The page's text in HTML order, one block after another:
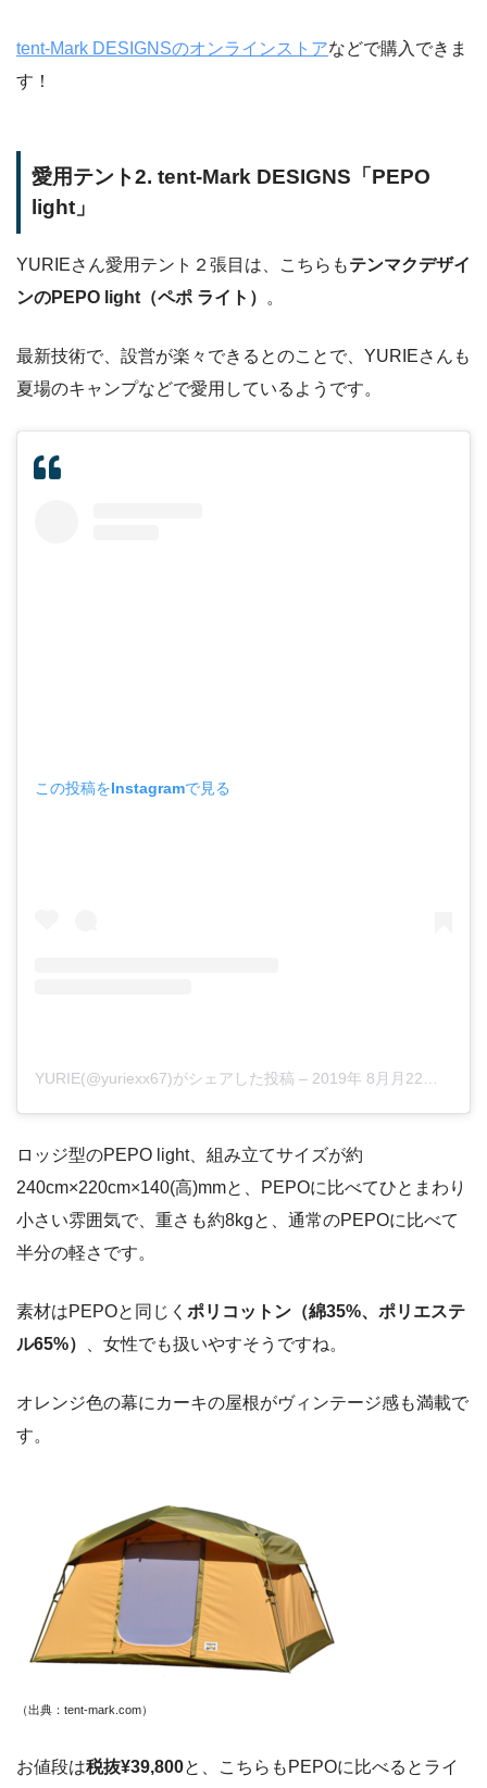
tent-Mark DESIGNSのオンラインストアなどで購入できま
す！
愛用テント2. tent-Mark DESIGNS「PEPO
light」
YURIEさん愛用テント２張目は、こちらもテンマクデザイ
ンのPEPO light（ペポ ライト）
。
最新技術で、設営が楽々できるとのことで、YURIEさんも
夏場のキャンプなどで愛用しているようです。
この投稿をInstagramで見る
YURIE(@yuriexx67)がシェアした投稿 – 2019年 8月月22日午前3時59分PDT
ロッジ型のPEPO light、組み立てサイズが約
240cm×220cm×140(高)mmと、PEPOに比べてひとまわり
小さい雰囲気で、重さも約8kgと、通常のPEPOに比べて
半分の軽さです。
素材はPEPOと同じく ポリコットン（綿35%、ポリエステ
ル65%）
、女性でも扱いやすそうですね。
オレンジ色の幕にカーキの屋根がヴィンテージ感も満載で
す。
（出典：tent-mark.com）
お値段は税抜¥39,800と、こちらもPEPOに比べるとライ